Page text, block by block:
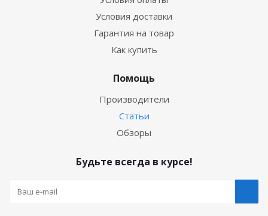
Условия доставки
Гарантия на товар
Как купить
Помощь
Производители
Статьи
Обзоры
Будьте всегда в курсе!